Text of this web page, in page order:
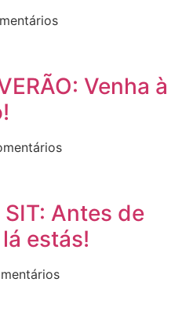
Venha à
Antes de
estás!